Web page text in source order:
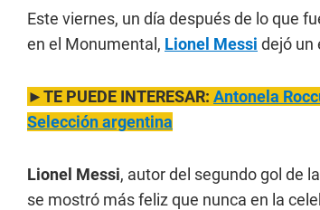
Este viernes, un día después de lo que
en el Monumental, Lionel Messi dejó un
►TE PUEDE INTERESAR: Antonela
Selección argentina
Lionel Messi, autor del segundo gol de la
se mostró más feliz que nunca en la